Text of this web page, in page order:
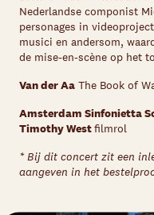
Nederlandse componist
personages in
musici en andersom,
de mise-en-scène op het
Van der Aa The Book of
Amsterdam Sinfonietta
Timothy Westfilmrol
* Bij dit concert zit een
aangeven in het